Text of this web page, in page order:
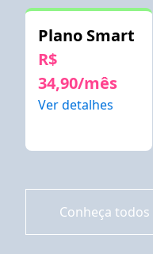
Plano Smart
R$
34,90/mês
Ver detalhes
Conheça